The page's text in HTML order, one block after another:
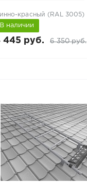
красный (RAL 3005)
В наличии
445 руб. 6 350 руб.